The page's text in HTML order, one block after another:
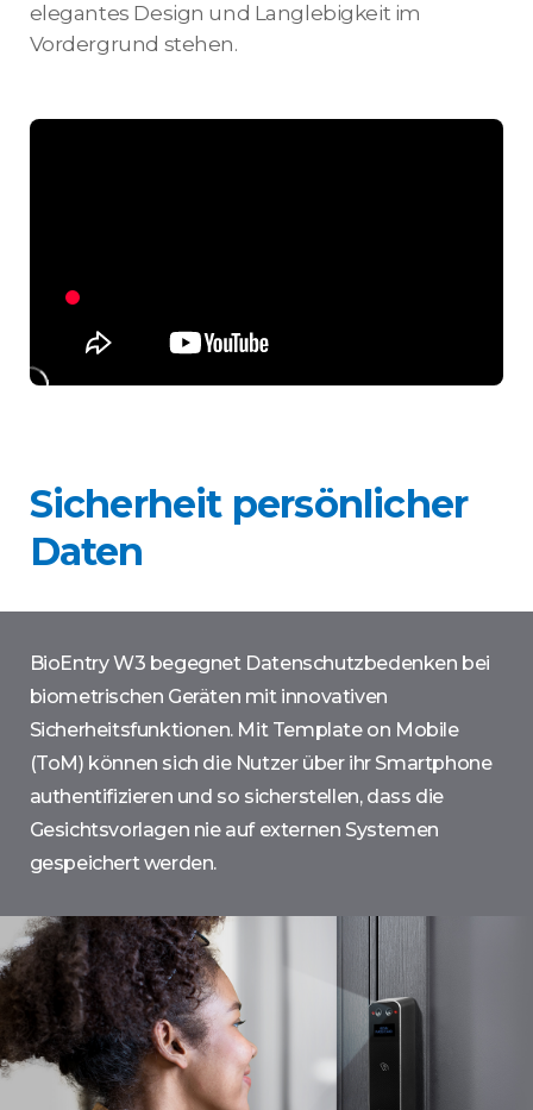
elegantes Design und Langlebigkeit im
Vordergrund stehen.
Sicherheit persönlicher
Daten
BioEntry W3 begegnet Datenschutzbedenken bei
biometrischen Geräten mit innovativen
Sicherheitsfunktionen. Mit Template on Mobile
(ToM) können sich die Nutzer über ihr Smartphone
authentifizieren und so sicherstellen, dass die
Gesichtsvorlagen nie auf externen Systemen
gespeichert werden.